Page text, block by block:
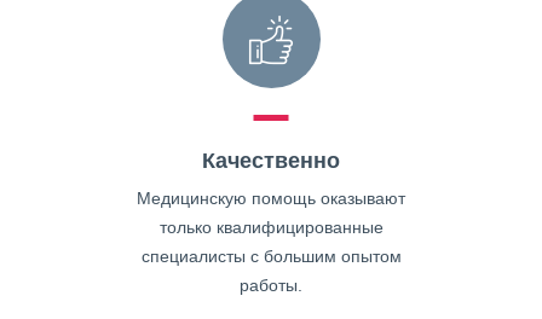
Качественно
Медицинскую помощь оказывают
только квалифицированные
специалисты с большим опытом
работы.